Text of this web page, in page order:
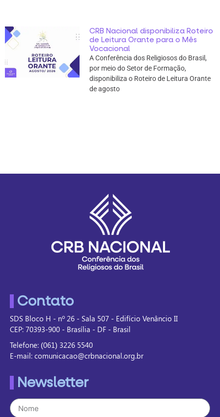
CRB Nacional disponibiliza Roteiro
de Leitura Orante para o Mês
Vocacional
A Conferência dos Religiosos do Brasil,
por meio do Setor de Formação,
disponibiliza o Roteiro de Leitura Orante
de agosto
Contato
SDS Bloco H - nº 26 - Sala 507 - Edifício Venâncio II
CEP: 70393-900 - Brasília - DF - Brasil
Telefone: (061) 3226 5540
E-mail: comunicacao@crbnacional.org.br
Newsletter